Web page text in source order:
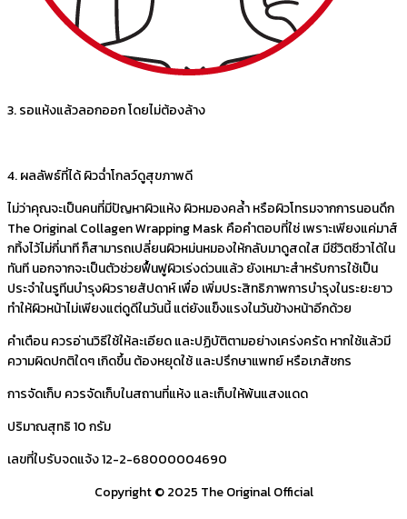
3. รอแห้งแล้วลอกออก โดยไม่ต้องล้าง
4. ผลลัพธ์ที่ได้ ผิวฉ่ำโกลว์ดูสุขภาพดี
ไม่ว่าคุณจะเป็นคนที่มีปัญหาผิวแห้ง ผิวหมองคล้ำ หรือผิวโทรมจากการนอนดึก
The Original Collagen Wrapping Mask คือคำตอบที่ใช่ เพราะเพียงแค่มาส์
กทิ้งไว้ไม่กี่นาที ก็สามารถเปลี่ยนผิวหม่นหมองให้กลับมาดูสดใส มีชีวิตชีวาได้ใน
ทันที นอกจากจะเป็นตัวช่วยฟื้นฟูผิวเร่งด่วนแล้ว ยังเหมาะสำหรับการใช้เป็น
ประจำในรูทีนบำรุงผิวรายสัปดาห์ เพื่อ เพิ่มประสิทธิภาพการบำรุงในระยะยาว
ทำให้ผิวหน้าไม่เพียงแต่ดูดีในวันนี้ แต่ยังแข็งแรงในวันข้างหน้าอีกด้วย
คำเตือน ควรอ่านวิธีใช้ให้ละเอียด และปฏิบัติตามอย่างเคร่งครัด หากใช้แล้วมี
ความผิดปกติใดๆ เกิดขึ้น ต้องหยุดใช้ และปรึกษาแพทย์ หรือเภสัชกร
การจัดเก็บ ควรจัดเก็บในสถานที่แห้ง และเก็บให้พ้นแสงแดด
ปริมาณสุทธิ 10 กรัม
เลขที่ใบรับจดแจ้ง 12-2-68000004690
Copyright © 2025 The Original Official